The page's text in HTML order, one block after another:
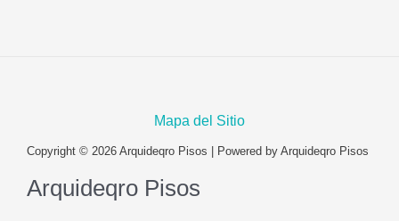
Mapa del Sitio
Copyright © 2026 Arquideqro Pisos | Powered by Arquideqro Pisos
Arquideqro Pisos